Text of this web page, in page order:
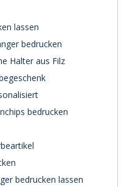
lassen
bedrucken
Halter aus Filz
bedrucken
bedrucken lassen